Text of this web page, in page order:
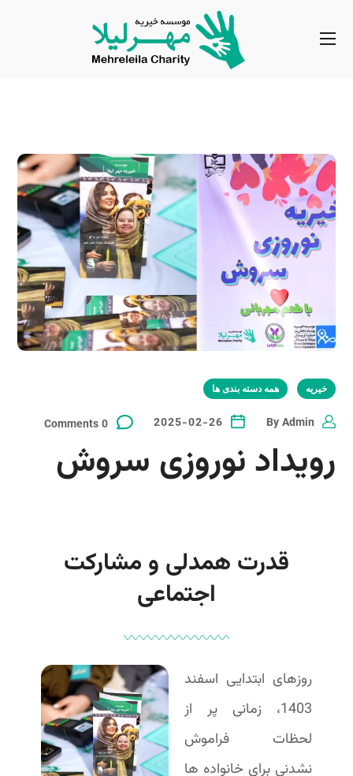
خیریه همه دسته بندی ها
ByAdmin
2025-02-26
0 Comments
رویداد نوروزی سروش
قدرت همدلی و مشارکت
اجتماعی
روزهای ابتدایی اسفند
1403، زمانی پر از
لحظات فراموش
نشدنی برای خانواده ها